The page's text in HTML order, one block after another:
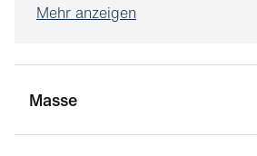
Mehr anzeigen
Masse